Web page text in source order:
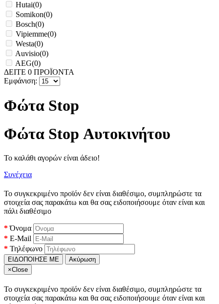
Hutai(0)
Somikon(0)
Bosch(0)
Vipiemme(0)
Westa(0)
Auvisio(0)
AEG(0)
ΔΕΙΤΕ 0 ΠΡΟΪΟΝΤΑ
Εμφάνιση:
Φώτα Stop
Φώτα Stop Αυτοκινήτου
Το καλάθι αγορών είναι άδειο!
Συνέχεια
Το συγκεκριμένο προϊόν δεν είναι διαθέσιμο, συμπληρώστε τα
στοιχεία σας παρακάτω και θα σας ειδοποιήσουμε όταν είναι και
πάλι διαθέσιμο
Όνομα
E-Mail
Τηλέφωνο
ΕΙΔΟΠΟΙΗΣΕ ΜΕ
Ακύρωση
×Close
Το συγκεκριμένο προϊόν δεν είναι διαθέσιμο, συμπληρώστε τα
στοιχεία σας παρακάτω και θα σας ειδοποιήσουμε όταν είναι και